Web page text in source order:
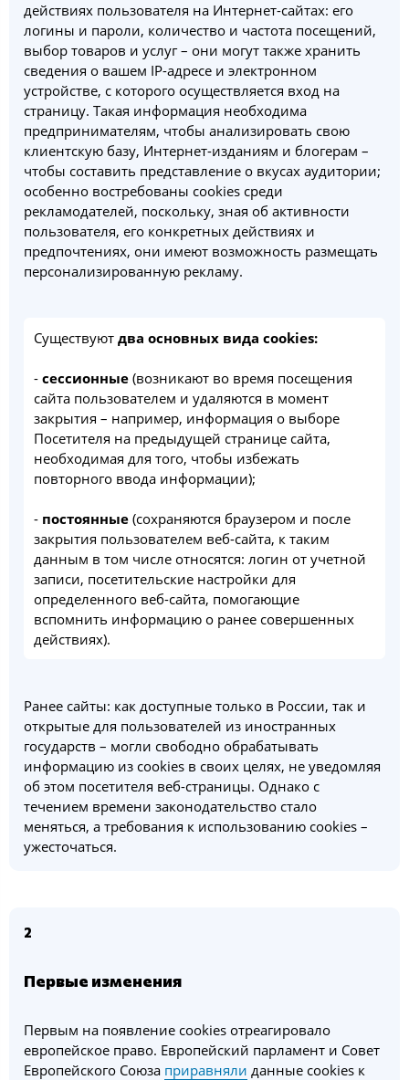
действиях пользователя на Интернет-сайтах: его
логины и пароли, количество и частота посещений,
выбор товаров и услуг – они могут также хранить
сведения о вашем IP-адресе и электронном
устройстве, с которого осуществляется вход на
страницу. Такая информация необходима
предпринимателям, чтобы анализировать свою
клиентскую базу, Интернет-изданиям и блогерам –
чтобы составить представление о вкусах аудитории;
особенно востребованы cookies среди
рекламодателей, поскольку, зная об активности
пользователя, его конкретных действиях и
предпочтениях, они имеют возможность размещать
персонализированную рекламу.
Существуют два основных вида cookies:
- сессионные (возникают во время посещения
сайта пользователем и удаляются в момент
закрытия – например, информация о выборе
Посетителя на предыдущей странице сайта,
необходимая для того, чтобы избежать
повторного ввода информации);
- постоянные (сохраняются браузером и после
закрытия пользователем веб-сайта, к таким
данным в том числе относятся: логин от учетной
записи, посетительские настройки для
определенного веб-сайта, помогающие
вспомнить информацию о ранее совершенных
действиях).
Ранее сайты: как доступные только в России, так и
открытые для пользователей из иностранных
государств – могли свободно обрабатывать
информацию из cookies в своих целях, не уведомляя
об этом посетителя веб-страницы. Однако с
течением времени законодательство стало
меняться, а требования к использованию cookies –
ужесточаться.
2
Первые изменения
Первым на появление cookies отреагировало
европейское право. Европейский парламент и Совет
Европейского Союза приравняли данные cookies к